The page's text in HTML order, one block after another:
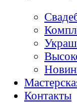
Контакты